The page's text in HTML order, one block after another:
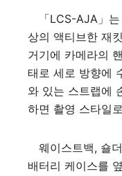
「LCS-AJA」는
상의 액티브한 재
거기에 카메라의
태로 세로 방향에
와 있는 스트랩에
하면 촬영 스타일
웨이스트백, 숄
배터리 케이스를